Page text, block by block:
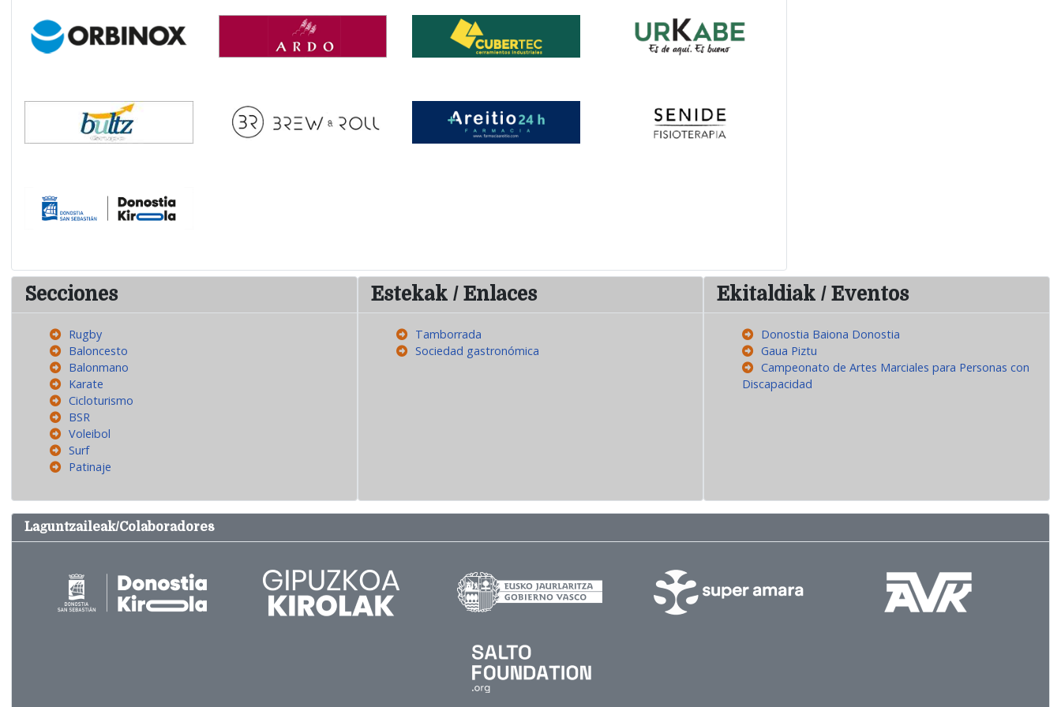
Secciones
Rugby
Baloncesto
Balonmano
Karate
Cicloturismo
BSR
Voleibol
Surf
Patinaje
Estekak / Enlaces
Tamborrada
Sociedad gastronómica
Ekitaldiak / Eventos
Donostia Baiona Donostia
Gaua Piztu
Campeonato de Artes Marciales para Personas con
Discapacidad
Laguntzaileak/Colaboradores